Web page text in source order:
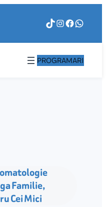
TikTok
PROGRAMARI
Familie,
Cei Mici